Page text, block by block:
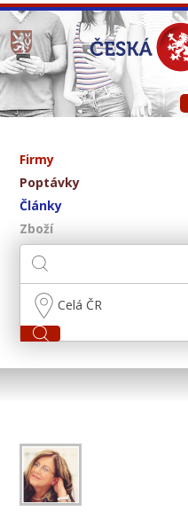
Firmy
Poptávky
Články
Zboží
Celá ČR